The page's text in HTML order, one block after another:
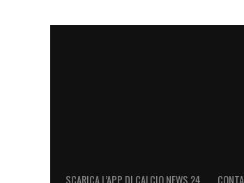
: Dani Olmo,
SCARICA L’APP DI CALCIO NEWS 24